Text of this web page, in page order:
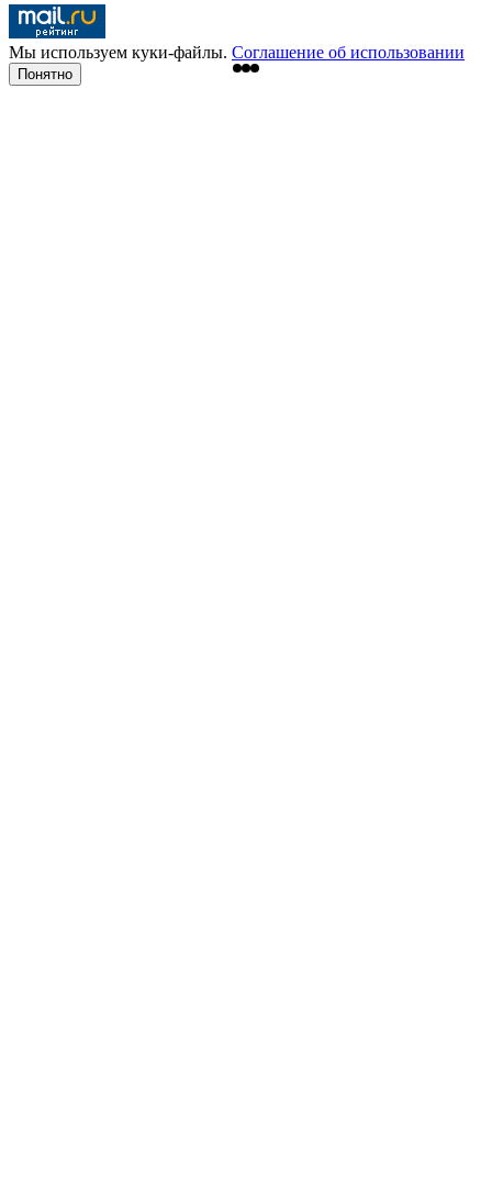
Мы используем куки-файлы. Соглашение об использовании
Понятно